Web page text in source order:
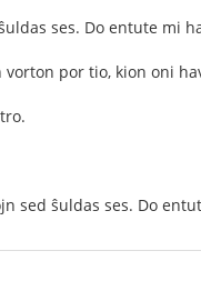
ses. Do entute mi
vorton por tio, kion oni
sed ŝuldas ses. Do